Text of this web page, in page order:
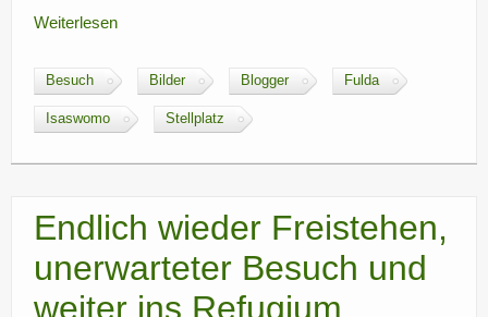
Weiterlesen
Besuch Bilder Blogger Fulda
Isaswomo Stellplatz
Endlich wieder Freistehen,
unerwarteter Besuch und
weiter ins Refugium